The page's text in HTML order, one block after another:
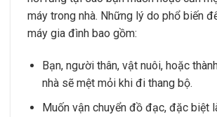
máy trong nhà. Những lý do phổ biến
máy gia đình bao gồm:
Bạn, người thân, vật nuôi, hoặc
nhà sẽ mệt mỏi khi đi thang bộ.
Muốn vận chuyển đồ đạc, đặc biệt